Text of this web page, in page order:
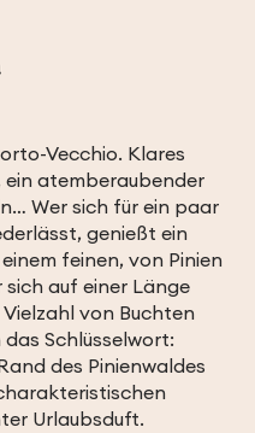
Vecchio. Klares
ein atemberaubender
Wer sich für ein paar
genießt ein
feinen, von Pinien
auf einer Länge
von Buchten
Schlüsselwort:
des Pinienwaldes
Urlaubsduft.